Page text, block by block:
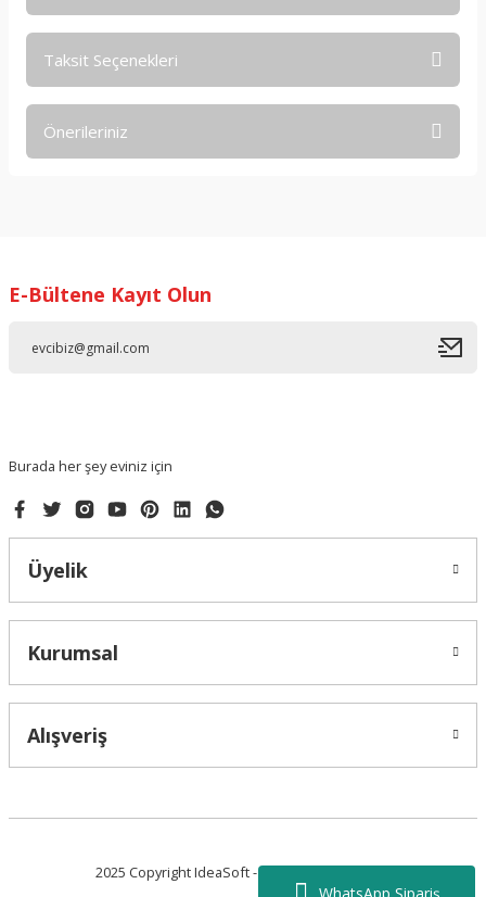
WhatsApp Sipariş
Taksit Seçenekleri
Önerileriniz
Ürün resmi kalitesiz, bozuk veya görüntülenemiyor.
E-Bültene Kayıt Olun
Burada her şey eviniz için
Üyelik
Kurumsal
Alışveriş
2025 Copyright IdeaSoft - Tüm Hakları Saklıdır.